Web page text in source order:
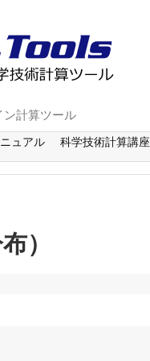
ン計算ツール
ュアル 科学技術計算講座
）